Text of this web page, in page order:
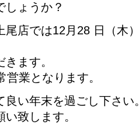
しょうか？
尾店では12月28 日（木
ます。
業となります。
良い年末を過ごし下さい
致します。